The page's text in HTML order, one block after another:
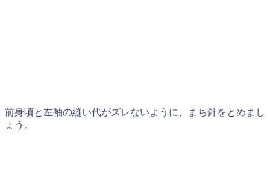
前身頃と左袖の縫い代がズレないように、まち針をとめまし
ょう。